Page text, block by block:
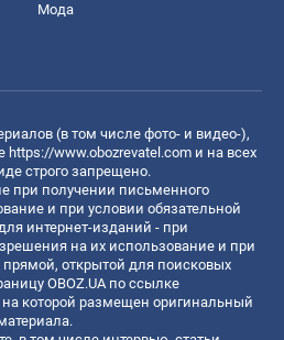
Мода
(в том числе фото- и видео-),
https://www.obozrevatel.com и на всех
строго запрещено.
при получении письменного
и при условии обязательной
интернет-изданий - при
на их использование и при
открытой для поисковых
OBOZ.UA по ссылке
на которой размещен оригинальный